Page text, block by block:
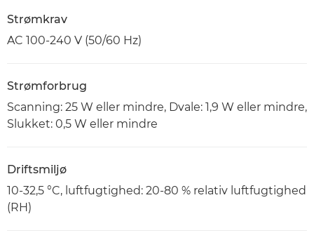
Strømkrav
AC 100-240 V (50/60 Hz)
Strømforbrug
Scanning: 25 W eller mindre, Dvale: 1,9 W eller mindre,
Slukket: 0,5 W eller mindre
Driftsmiljø
10-32,5 °C, luftfugtighed: 20-80 % relativ luftfugtighed
(RH)